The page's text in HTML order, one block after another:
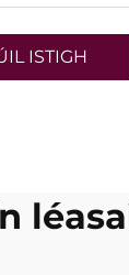
ISTIGH